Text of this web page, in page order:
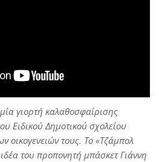
γιορτή καλαθοσφαίρισης
Ειδικού Δημοτικού σχολείου
οικογενειών τους. Το «Τζάμπολ
του προπονητή μπάσκετ Γιάννη